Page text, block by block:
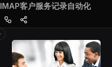
IMAP客户服务记录自动化